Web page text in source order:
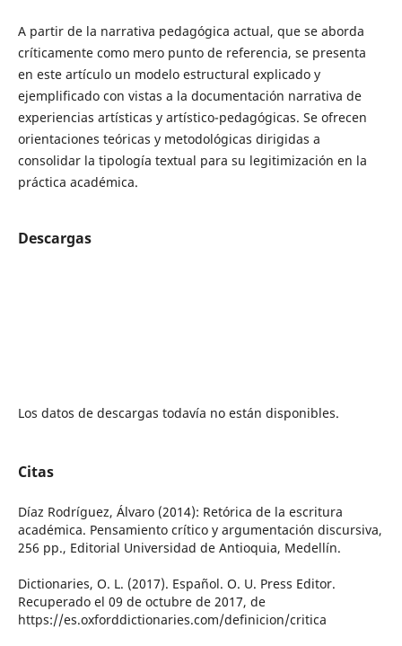
A partir de la narrativa pedagógica actual, que se aborda
críticamente como mero punto de referencia, se presenta
en este artículo un modelo estructural explicado y
ejemplificado con vistas a la documentación narrativa de
experiencias artísticas y artístico-pedagógicas. Se ofrecen
orientaciones teóricas y metodológicas dirigidas a
consolidar la tipología textual para su legitimización en la
práctica académica.
Descargas
Los datos de descargas todavía no están disponibles.
Citas
Díaz Rodríguez, Álvaro (2014): Retórica de la escritura
académica. Pensamiento crítico y argumentación discursiva,
256 pp., Editorial Universidad de Antioquia, Medellín.
Dictionaries, O. L. (2017). Español. O. U. Press Editor.
Recuperado el 09 de octubre de 2017, de
https://es.oxforddictionaries.com/definicion/critica